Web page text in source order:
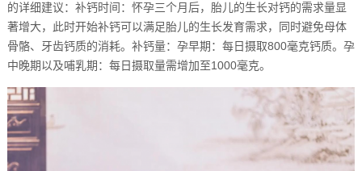
的详细建议：补钙时间：怀孕三个月后，胎儿的生长对钙的需求量显
著增大，此时开始补钙可以满足胎儿的生长发育需求，同时避免母体
骨骼、牙齿钙质的消耗。补钙量：孕早期：每日摄取800毫克钙质。孕
中晚期以及哺乳期：每日摄取量需增加至1000毫克。